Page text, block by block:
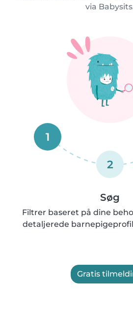
via
1
2
Søg
Filtrer baseret på dine
detaljerede
Gratis